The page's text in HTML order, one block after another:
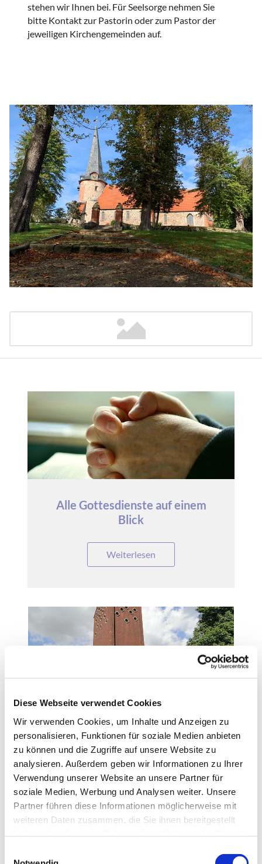
Diese Webseite verwendet Cookies
Wir verwenden Cookies, um Inhalte und Anzeigen zu
personalisieren, Funktionen für soziale Medien anbieten
zu können und die Zugriffe auf unsere Website zu
analysieren. Außerdem geben wir Informationen zu Ihrer
Verwendung unserer Website an unsere Partner für
soziale Medien, Werbung und Analysen weiter. Unsere
Partner führen diese Informationen möglicherweise mit
weiteren Daten zusammen, die Sie ihnen bereitgestellt
stehen wir Ihnen bei. Für Seelsorge nehmen Sie
bitte Kontakt zur Pastorin oder zum Pastor der
jeweiligen Kirchengemeinden auf.
Alle Gottesdienste auf einem
Blick
Weiterlesen
Kirchengemeinde Neuengörs
Weiterlesen